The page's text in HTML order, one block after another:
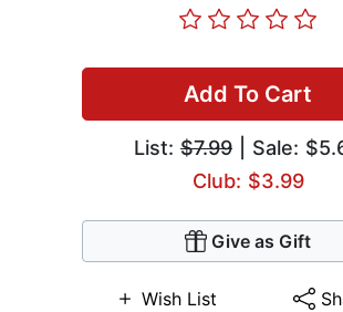
Add To Cart
List: $7.99 | Sale:
Club: $3.99
Give as Gift
Wish List